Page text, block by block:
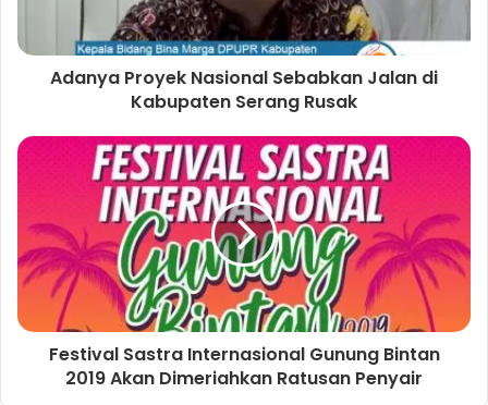
Adanya Proyek Nasional Sebabkan Jalan di
Kabupaten Serang Rusak
Festival Sastra Internasional Gunung Bintan
2019 Akan Dimeriahkan Ratusan Penyair